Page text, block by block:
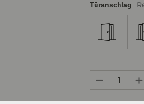
Türanschlag